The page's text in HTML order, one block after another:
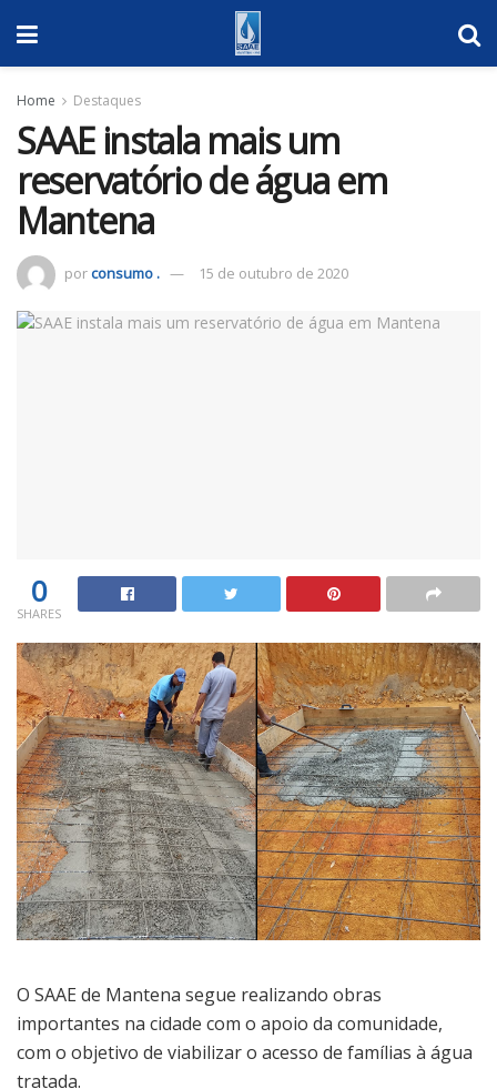
Home Destaques
SAAE instala mais um
reservatório de água em
Mantena
porconsumo . 15 de outubro de 2020
0
SHARES
O SAAE de Mantena segue realizando obras
importantes na cidade com o apoio da comunidade,
com o objetivo de viabilizar o acesso de famílias à água
tratada.